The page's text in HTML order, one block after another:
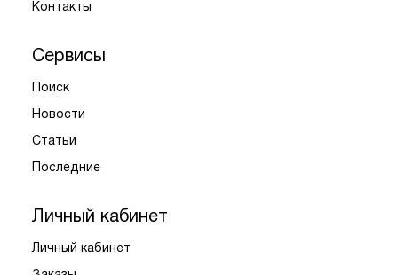
Контакты
Сервисы
Поиск
Новости
Статьи
Последние
Личный кабинет
Личный кабинет